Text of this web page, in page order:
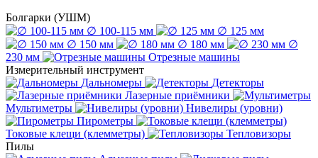
Болгарки (УШМ)
∅ 100-115 мм
∅ 125 мм
∅ 150 мм
∅ 180 мм
∅
230 мм
Отрезные машины
Измерительный инструмент
Дальномеры
Детекторы
Лазерные приёмники
Мультиметры
Нивелиры (уровни)
Пирометры
Токовые клещи (клемметры)
Тепловизоры
Пилы